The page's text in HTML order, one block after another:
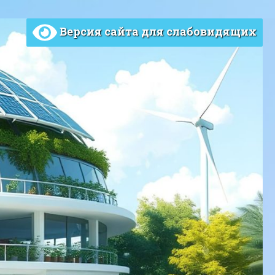
Версия сайта для слабовидящих